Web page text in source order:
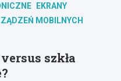
EKRANY
MOBILNYCH
szkła